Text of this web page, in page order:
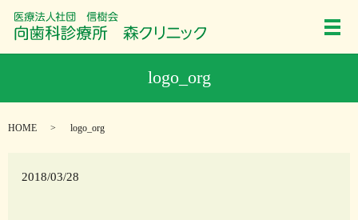
メ
logo_org
HOME logo_org
2018/03/28